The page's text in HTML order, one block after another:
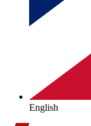
English